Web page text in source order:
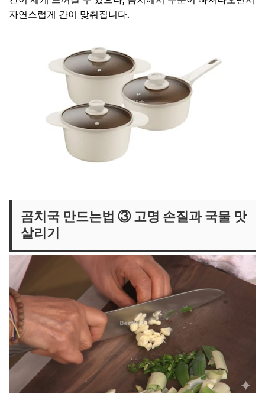
자연스럽게 간이 맞춰집니다.
곰치국 만드는법 ③ 고명 손질과 국물 맛
살리기